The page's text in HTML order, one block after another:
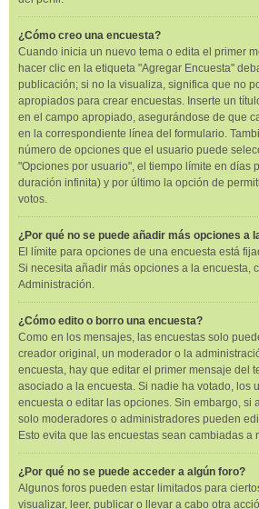
¿Cómo creo una encuesta?
Cuando inicia un nuevo tema o edita el primer
hacer clic en la etiqueta "Agregar Encuesta"
publicación; si no la visualiza, significa que no
apropiados para crear encuestas. Inserte un
en el campo apropiado, asegurándose de que
en la correspondiente línea del formulario.
número de opciones que el usuario puede
"Opciones por usuario", el tiempo límite en días
duración infinita) y por último la opción de
votos.
¿Por qué no se puede añadir más opciones a
El límite para opciones de una encuesta está
Si necesita añadir más opciones a la encuesta,
Administración.
¿Cómo edito o borro una encuesta?
Como en los mensajes, las encuestas solo
creador original, un moderador o la
encuesta, hay que editar el primer mensaje del
asociado a la encuesta. Si nadie ha votado, los
encuesta o editar las opciones. Sin embargo, si
solo moderadores o administradores pueden
Esto evita que las encuestas sean cambiadas a
¿Por qué no se puede acceder a algún foro?
Algunos foros pueden estar limitados para
visualizar, leer, publicar o llevar a cabo otra